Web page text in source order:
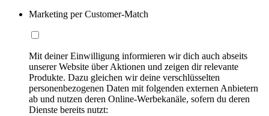
Marketing per Customer-Match
Mit deiner Einwilligung informieren wir dich auch abseits
unserer Website über Aktionen und zeigen dir relevante
Produkte. Dazu gleichen wir deine verschlüsselten
personenbezogenen Daten mit folgenden externen Anbietern
ab und nutzen deren Online-Werbekanäle, sofern du deren
Dienste bereits nutzt: